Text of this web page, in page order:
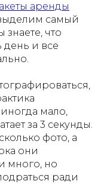
аренды
самый
что
день и все
иногда мало,
за 3 секунды.
фото, а
они
много, но
ради